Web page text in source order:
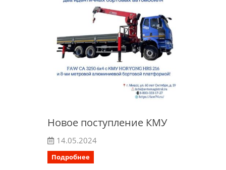
Новое поступление КМУ
14.05.2024
Подробнее